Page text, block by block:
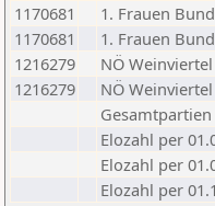
1170681
1. Frauen
1170681
1. Frauen
1216279
NÖ
1216279
NÖ
Gesamtpartien
Elozahl per
Elozahl per
Elozahl per